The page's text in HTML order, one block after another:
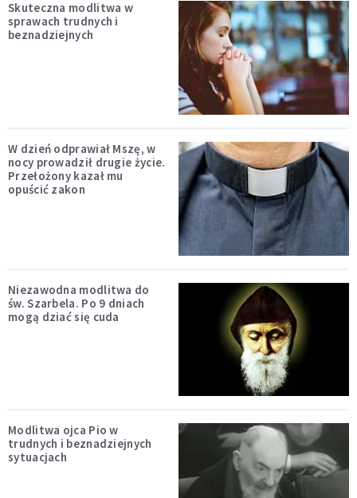
Skuteczna modlitwa w
sprawach trudnych i
beznadziejnych
W dzień odprawiał Mszę, w
nocy prowadził drugie życie.
Przełożony kazał mu
opuścić zakon
Niezawodna modlitwa do
św. Szarbela. Po 9 dniach
mogą dziać się cuda
Modlitwa ojca Pio w
trudnych i beznadziejnych
sytuacjach